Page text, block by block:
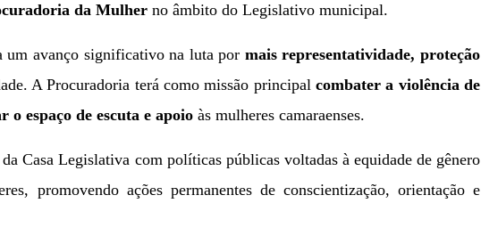
da Mulher no âmbito do Legislativo municipal.
um avanço significativo na luta por mais representatividade, proteção
A Procuradoria terá como missão principal combater a violência de
o espaço de escuta e apoio às mulheres camaraenses.
Casa Legislativa com políticas públicas voltadas à equidade de gênero
promovendo ações permanentes de conscientização, orientação e